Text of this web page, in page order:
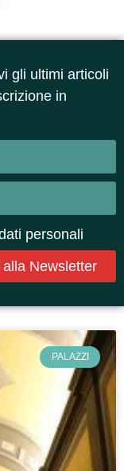
gli ultimi articoli
in
personali
Newsletter
PALAZZI